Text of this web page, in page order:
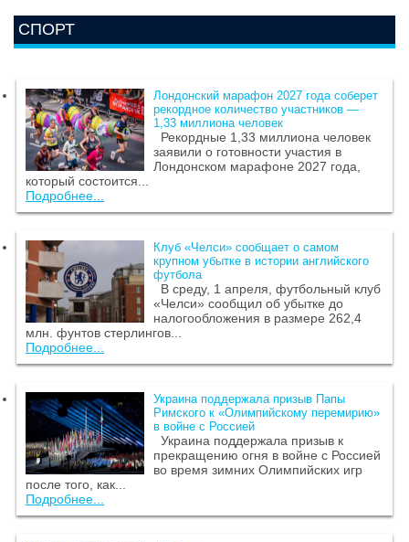
СПОРТ
Лондонский марафон 2027 года соберет
рекордное количество участников —
1,33 миллиона человек
Рекордные 1,33 миллиона человек
заявили о готовности участия в
Лондонском марафоне 2027 года,
который состоится...
Подробнее...
Клуб «Челси» сообщает о самом
крупном убытке в истории английского
футбола
В среду, 1 апреля, футбольный клуб
«Челси» сообщил об убытке до
налогообложения в размере 262,4
млн. фунтов стерлингов...
Подробнее...
Украина поддержала призыв Папы
Римского к «Олимпийскому перемирию»
в войне с Россией
Украина поддержала призыв к
прекращению огня в войне с Россией
во время зимних Олимпийских игр
после того, как...
Подробнее...